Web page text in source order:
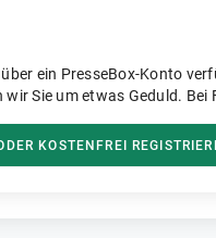
über ein PresseBox-Konto
Sie um etwas Geduld.
KOSTENFREI